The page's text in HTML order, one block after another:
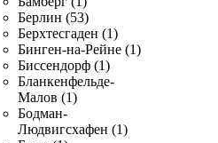
Берлин (53)
Берхтесгаден (1)
Бинген-на-Рейне (1)
Биссендорф (1)
Бланкенфельде-
Малов (1)
Бодман-
Людвигсхафен (1)